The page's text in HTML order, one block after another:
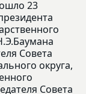
23
Совета
округа,
Совета